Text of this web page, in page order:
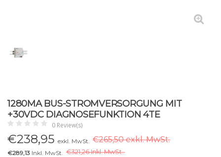
1280MA BUS-STROMVERSORGUNG MIT
+30VDC DIAGNOSEFUNKTION 4TE
0 Review(s)
€238,95 exkl. MwSt. €265,50 exkl. MwSt.
€289,13 Inkl. MwSt. €321,26 Inkl. MwSt..